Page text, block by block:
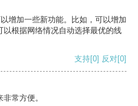
增加一些新功能。比如，可以增加
根据网络情况自动选择最优的线
支持[0] 反对[0]
常方便。